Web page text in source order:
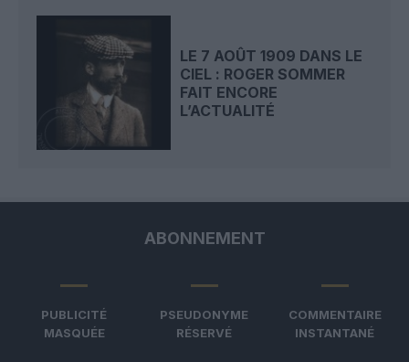
LE 7 AOÛT 1909 DANS LE
CIEL : ROGER SOMMER
FAIT ENCORE
L’ACTUALITÉ
ABONNEMENT
PUBLICITÉ
MASQUÉE
PSEUDONYME
RÉSERVÉ
COMMENTAIRE
INSTANTANÉ